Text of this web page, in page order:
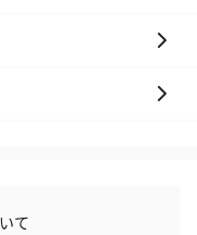
花束ハンドタ
ます。
て